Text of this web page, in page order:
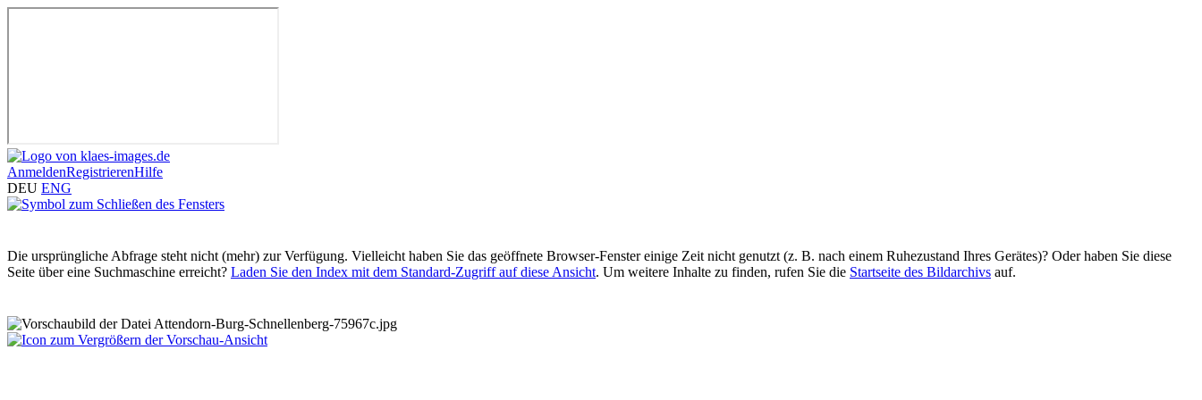
AnmeldenRegistrierenHilfe
DEU ENG
Die ursprüngliche Abfrage steht nicht (mehr) zur Verfügung. Vielleicht haben Sie das geöffnete Browser-Fenster einige Zeit nicht genutzt (z. B. nach einem Ruhezustand Ihres Gerätes)? Oder haben Sie diese
Seite über eine Suchmaschine erreicht? Laden Sie den Index mit dem Standard-Zugriff auf diese Ansicht. Um weitere Inhalte zu finden, rufen Sie die Startseite des Bildarchivs auf.